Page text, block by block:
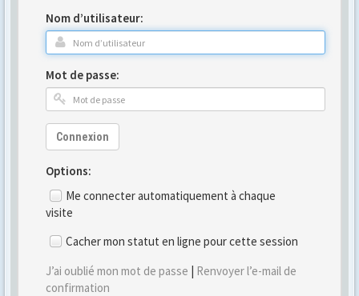
Nom d’utilisateur:
Mot de passe:
Connexion
Options:
Me connecter automatiquement à chaque
visite
Cacher mon statut en ligne pour cette session
J’ai oublié mon mot de passe | Renvoyer l’e-mail de
confirmation